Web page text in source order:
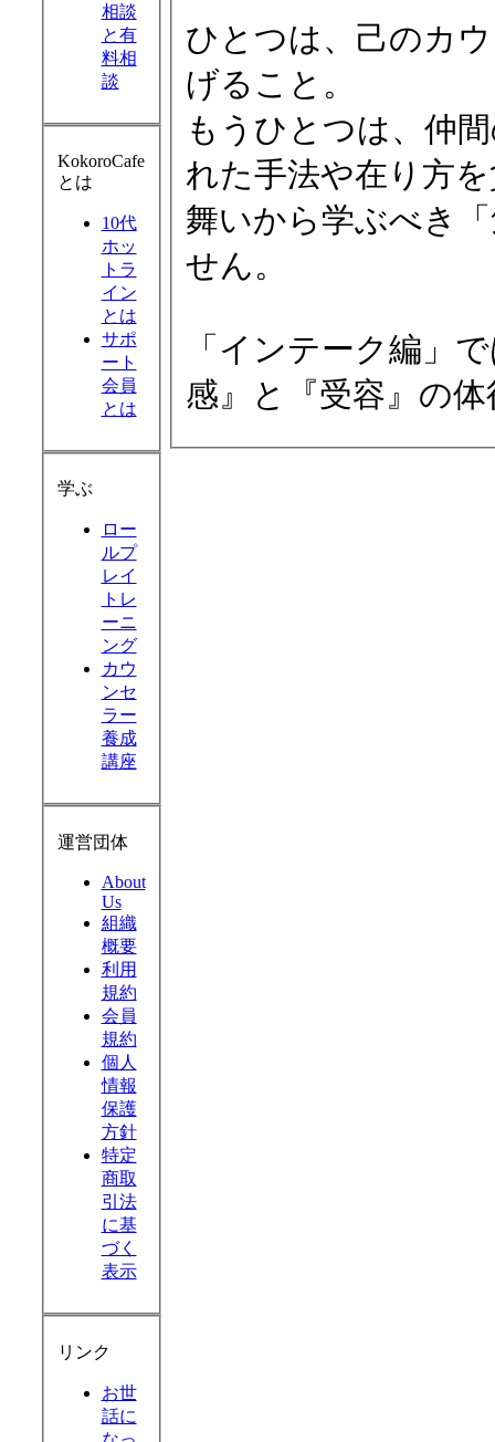
相談
と有
料相
談
KokoroCafe
とは
10代
ホッ
トラ
イン
とは
サポ
ート
会員
とは
学ぶ
ロー
ルプ
レイ
トレ
ーニ
ング
カウ
ンセ
ラー
養成
講座
運営団体
About
Us
組織
概要
利用
規約
会員
規約
個人
情報
保護
方針
特定
商取
引法
に基
づく
表示
リンク
お世
話に
ひとつは、己のカ
げること。
もうひとつは、仲
れた手法や在り方
舞いから学ぶべき
せん。
「インテーク編」
感』と『受容』の